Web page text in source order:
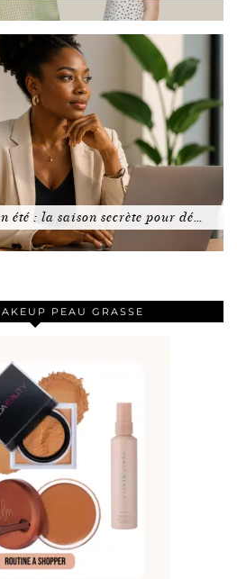
été : la saison secrète pour dé…
PEAU GRASSE